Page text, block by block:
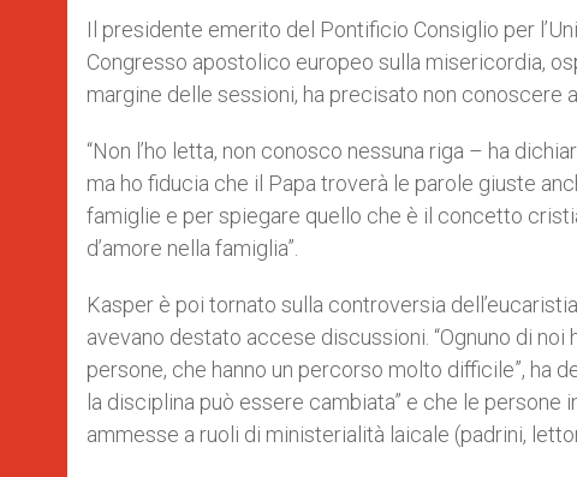
Il presidente emerito del Pontificio Consiglio per
Congresso apostolico europeo sulla misericordia,
margine delle sessioni, ha precisato non conoscere
“Non l’ho letta, non conosco nessuna riga – ha
ma ho fiducia che il Papa troverà le parole giuste
famiglie e per spiegare quello che è il concetto
d’amore nella famiglia”.
Kasper è poi tornato sulla controversia
avevano destato accese discussioni. “Ognuno di
persone, che hanno un percorso molto difficile”, ha
la disciplina può essere cambiata” e che le
ammesse a ruoli di ministerialità laicale (padrini,